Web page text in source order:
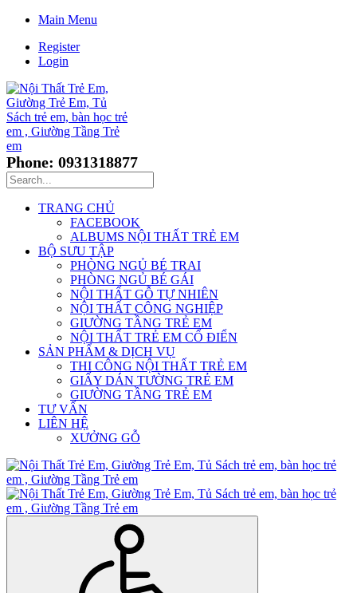
Main Menu
Register
Login
Phone: 0931318877
TRANG CHỦ
FACEBOOK
ALBUMS NỘI THẤT TRẺ EM
BỘ SƯU TẬP
PHÒNG NGỦ BÉ TRAI
PHÒNG NGỦ BÉ GÁI
NỘI THẤT GỖ TỰ NHIÊN
NỘI THẤT CÔNG NGHIỆP
GIƯỜNG TẦNG TRẺ EM
NỘI THẤT TRẺ EM CỔ ĐIỂN
SẢN PHẨM & DỊCH VỤ
THI CÔNG NỘI THẤT TRẺ EM
GIẤY DÁN TƯỜNG TRẺ EM
GIƯỜNG TẦNG TRẺ EM
TƯ VẤN
LIÊN HỆ
XƯỞNG GỖ